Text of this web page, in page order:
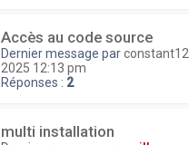
Accès au code source
Dernier message par
2025 12:13 pm
Réponses : 2
multi installation